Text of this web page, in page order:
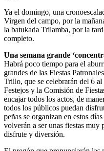
Ya el domingo, una
Virgen del campo, por la
la batukada Trilamba, por la
completo.
Una semana grande
Habrá poco tiempo para el
grandes de las Fiestas
Trillo, que se celebrarán del 6
Festejos y la Comisión de
encajar todos los actos, de
todos los públicos puedan
peñas se organizan en estos
volverán a ser unas fiestas muy
disfrute y diversión.